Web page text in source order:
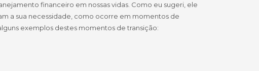
financeiro em nossas vidas. Como eu sugeri, ele
a sua necessidade, como ocorre em momentos de
exemplos destes momentos de transição: